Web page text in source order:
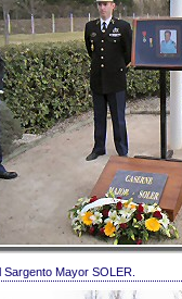
Sargento Mayor SOLER.